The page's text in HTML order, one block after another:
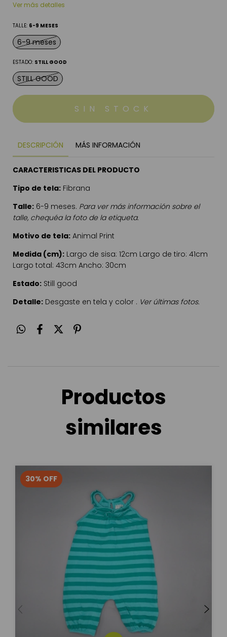
Ver más detalles
TALLE: 6-9 MESES
6-9 meses
ESTADO: STILL GOOD
STILL GOOD
DESCRIPCIÓN MÁS INFORMACIÓN
CARACTERISTICAS DEL PRODUCTO
Tipo de tela: Fibrana
Talle: 6-9 meses. Para ver más información sobre el
talle, chequéa la foto de la etiqueta.
Motivo de tela: Animal Print
Medida (cm): Largo de sisa: 12cm Largo de tiro: 41cm
Largo total: 43cm Ancho: 30cm
Estado: Still good
Detalle: Desgaste en tela y color . Ver últimas fotos.
Productos
similares
30% OFF